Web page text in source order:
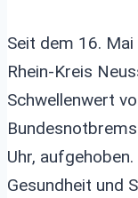
Seit dem 16.
Rhein-Kreis
Schwellenwert
Uhr,
Gesundheit und